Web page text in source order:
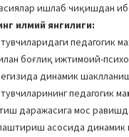
ишлаб чиқишдан
илмий янгилиги:
педагогик
боғлиқ ижтимоий-
динамик
педагогик
даражасига мос
асосида динамик